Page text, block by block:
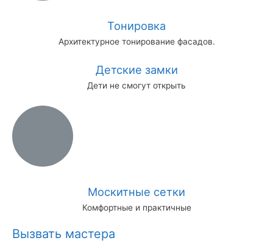
Тонировка
Архитектурное тонирование фасадов.
Детские замки
Дети не смогут открыть
Москитные сетки
Комфортные и практичные
Вызвать мастера